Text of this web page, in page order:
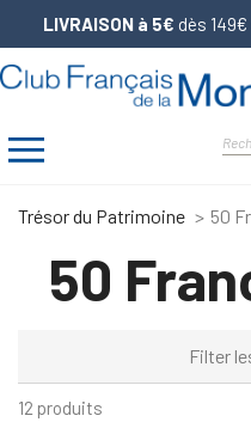
LIVRAISON à 5€ dès 149€
Trésor du Patrimoine 50
50
Filter
12 produits